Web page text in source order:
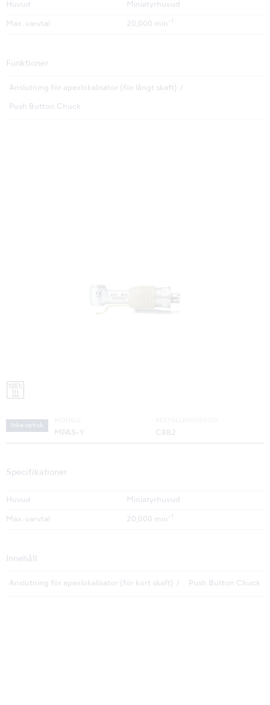
Huvud Miniatyrhuvud
Max. varvtal 20,000 min -1
Funktioner
Anslutning för apexlokalisator (för långt skaft)
Push Button Chuck
Icke optisk
MPAS-Y C882
Specifikationer
Huvud Miniatyrhuvud
Max. varvtal 20,000 min -1
Innehåll
Anslutning för apexlokalisator (för kort skaft) Push Button Chuck